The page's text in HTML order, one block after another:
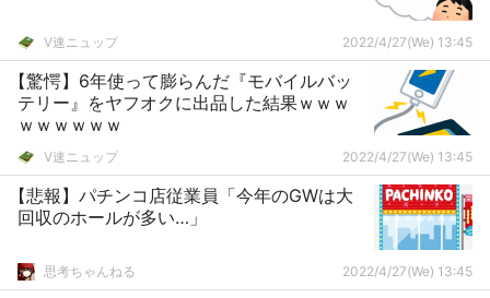
V速ニュップ 2022/4/27(We) 13:45
【驚愕】6年使って膨らんだ『モバイルバッ
テリー』をヤフオクに出品した結果ｗｗｗ
ｗｗｗｗｗｗ
V速ニュップ 2022/4/27(We) 13:45
【悲報】パチンコ店従業員「今年のGWは大
回収のホールが多い…」
思考ちゃんねる 2022/4/27(We) 13:45